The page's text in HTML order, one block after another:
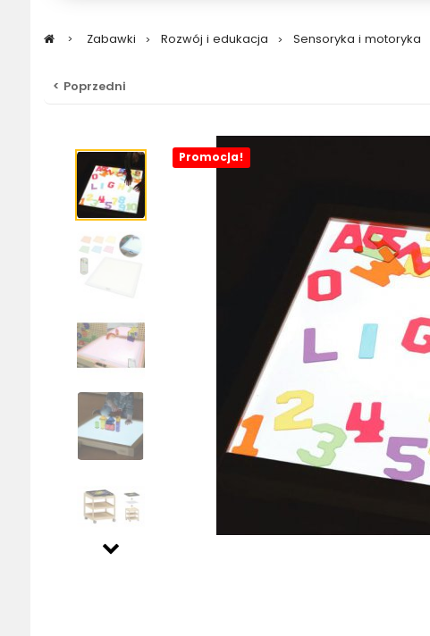
> Zabawki > Rozwój i edukacja > Sensoryka i motoryka
< Poprzedni
Promocja!